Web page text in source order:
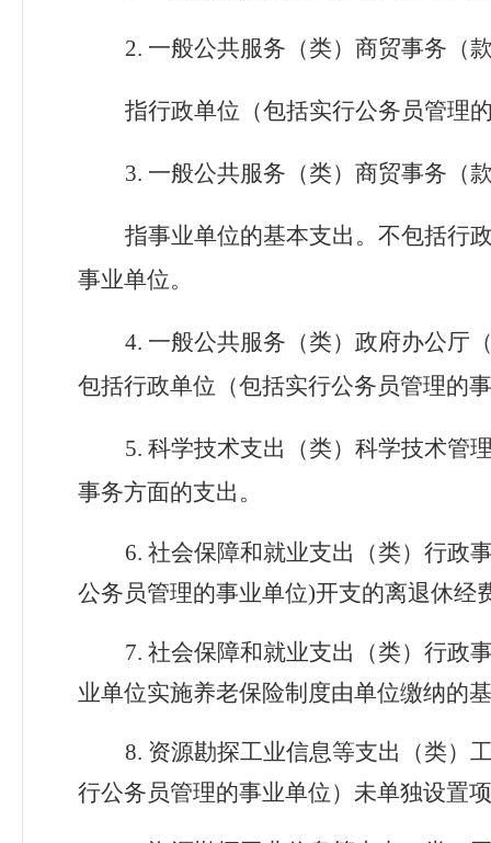
2. 一般公共服务（类）商贸事务（
指行政单位（包括实行公务员管理
3. 一般公共服务（类）商贸事务（
指事业单位的基本支出。不包括行
事业单位。
4. 一般公共服务（类）政府办公厅
包括行政单位（包括实行公务员管理的
5. 科学技术支出（类）科学技术管
事务方面的支出。
6. 社会保障和就业支出（类）行政
公务员管理的事业单位)开支的离退休经
7. 社会保障和就业支出（类）行政
业单位实施养老保险制度由单位缴纳的
8. 资源勘探工业信息等支出（类）
行公务员管理的事业单位） 未单独设置